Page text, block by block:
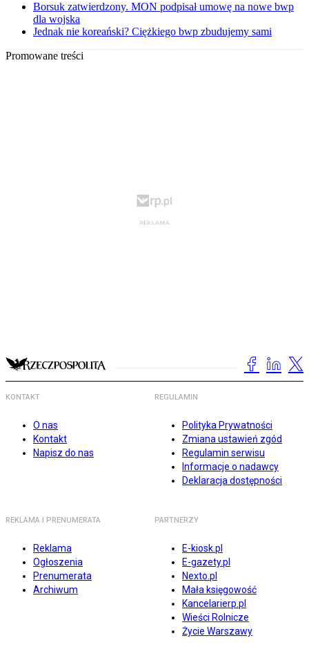
Borsuk zatwierdzony. MON podpisał umowę na nowe bwp
dla wojska
Jednak nie koreański? Ciężkiego bwp zbudujemy sami
Promowane treści
KONTAKT
O nas
Kontakt
Napisz do nas
REGULAMIN
Polityka Prywatności
Zmiana ustawień zgód
Regulamin serwisu
Informacje o nadawcy
Deklaracja dostępności
REKLAMA I PRENUMERATA
Reklama
Ogłoszenia
Prenumerata
Archiwum
PARTNERZY
E-kiosk.pl
E-gazety.pl
Nexto.pl
Mała księgowość
Kancelarierp.pl
Wieści Rolnicze
Życie Warszawy